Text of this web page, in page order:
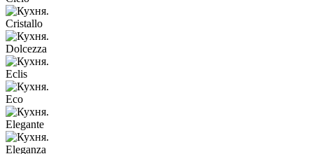
Cristallo
Dolcezza
Eclis
Eco
Elegante
Eleganza